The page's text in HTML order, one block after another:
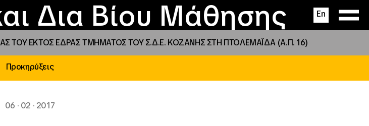
Δια Βίου Μάθησης En
και δράσεις
Εστίες
αιγίδας
Νέα
ΤΟΥ ΕΚΤΟΣ ΕΔΡΑΣ ΤΜΗΜΑΤΟΣ ΤΟΥ Σ.Δ.Ε. ΚΟΖΑΝΗΣ ΣΤΗ ΠΤΟΛΕΜΑΪΔΑ (Α.Π. 16)
Προκηρύξεις
06 · 02 · 2017